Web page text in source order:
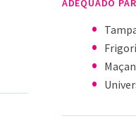
ADEQUADO